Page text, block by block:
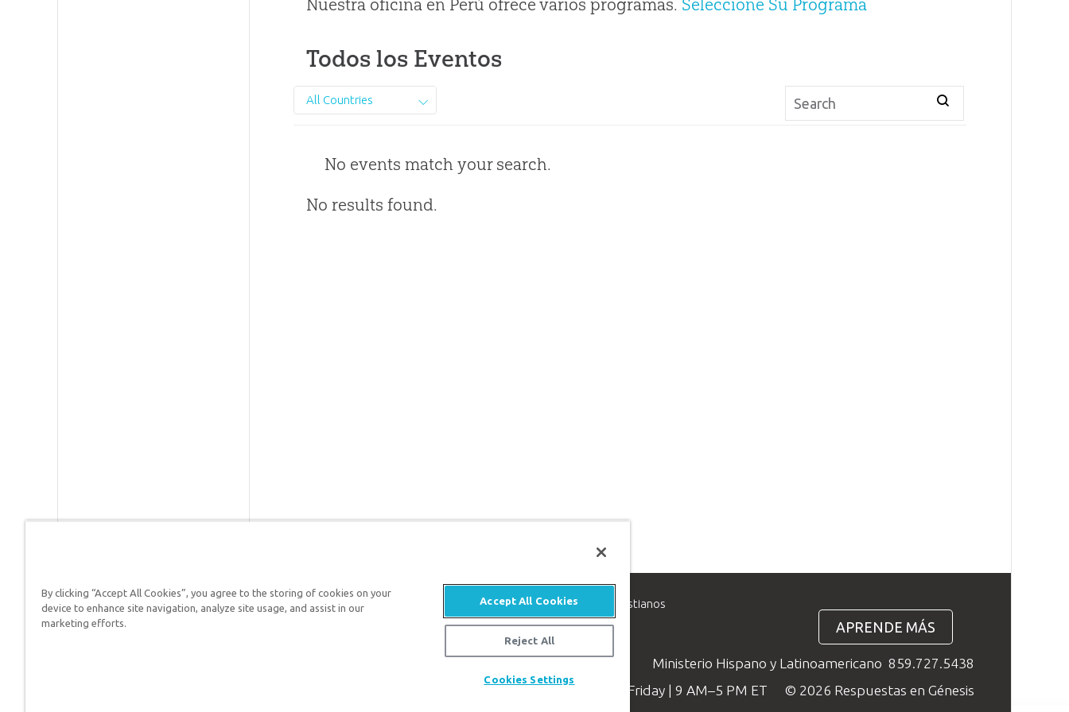
Nuestra oficina en Perú ofrece varios programas. Seleccione Su Programa
Todos los Eventos
All Countries
No events match your search.
No results found.
Respuestas en Génesis es un ministerio de apologética, dedicado a ayudar a los cristianos
defender su fe y proclamar el evangelio de Jesucristo.
APRENDE MÁS
Ministerio Hispano y Latinoamericano 859.727.5438
Available Monday–Friday | 9 AM–5 PM ET
© 2026 Respuestas en Génesis
By clicking “Accept All Cookies”, you agree to the storing of cookies on your
device to enhance site navigation, analyze site usage, and assist in our
marketing efforts.
Accept All Cookies
Reject All
Cookies Settings